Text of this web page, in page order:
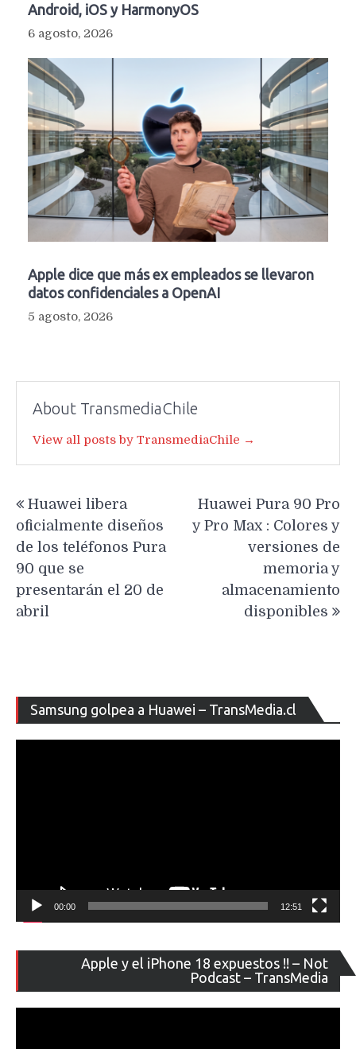
Android, iOS y HarmonyOS
6 agosto, 2026
Apple dice que más ex empleados se llevaron
datos confidenciales a OpenAI
5 agosto, 2026
About TransmediaChile
View all posts by TransmediaChile →
de
entradas
Huawei libera
oficialmente diseños
de los teléfonos Pura
90 que se
presentarán el 20 de
abril
Huawei Pura 90 Pro
y Pro Max : Colores y
versiones de
memoria y
almacenamiento
disponibles
Samsung golpea a Huawei – TransMedia.cl
de
00:00 12:51
Apple y el iPhone 18 expuestos !! – Not
Podcast – TransMedia
de